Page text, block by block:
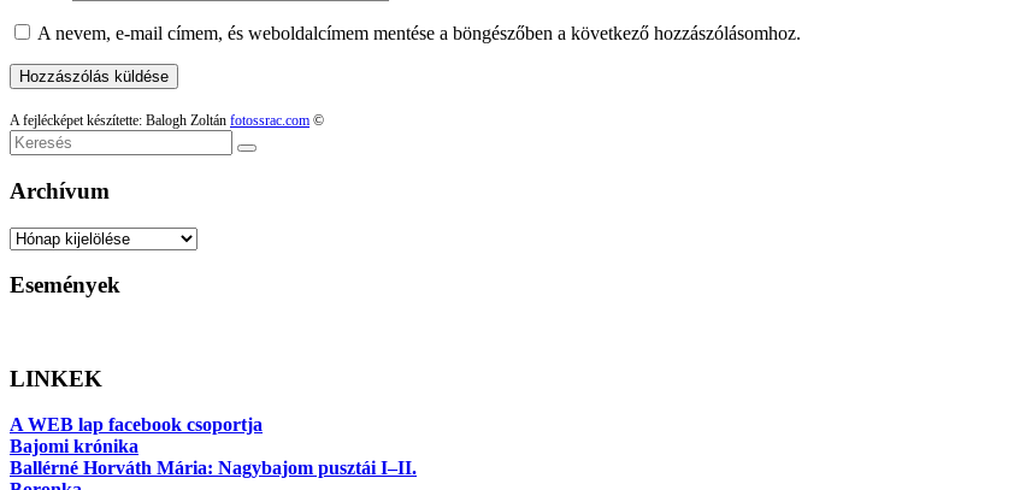
A nevem, e-mail címem, és weboldalcímem mentése a böngészőben a következő hozzászólásomhoz.
A fejlécképet készítette: Balogh Zoltán fotossrac.com ©
Keresés
Archívum
Archívum
Események
LINKEK
A WEB lap facebook csoportja
Bajomi krónika
Ballérné Horváth Mária: Nagybajom pusztái I–II.